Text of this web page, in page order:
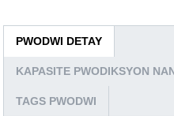
PWODWI DETAY
KAPASITE PWODIKSYON
TAGS PWODWI